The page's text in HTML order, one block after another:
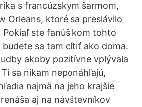
s francúzskym šarmom,
Orleans, ktoré sa preslávilo
Pokiaľ ste fanúšikom tohto
sa tam cítiť ako doma.
akoby pozitívne vplývala
sa nikam neponáhľajú,
najmä na jeho krajšie
aj na návštevníkov